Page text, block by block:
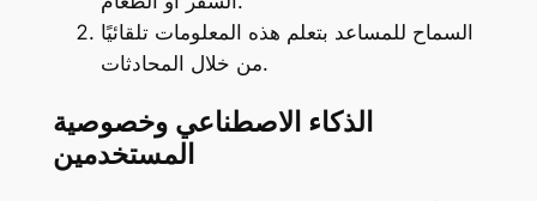
السماح للمساعد بتعلم هذه المعلومات تلقائيًا
من خلال المحادثات.
الذكاء الاصطناعي وخصوصية
المستخدمين